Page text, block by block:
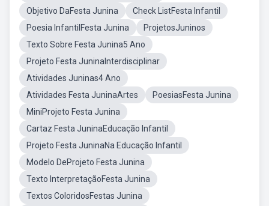
Objetivo DaFesta Junina
Check ListFesta Infantil
Poesia InfantilFesta Junina
ProjetosJuninos
Texto Sobre Festa Junina5 Ano
Projeto Festa JuninaInterdisciplinar
Atividades Juninas4 Ano
Atividades Festa JuninaArtes
PoesiasFesta Junina
MiniProjeto Festa Junina
Cartaz Festa JuninaEducação Infantil
Projeto Festa JuninaNa Educação Infantil
Modelo DeProjeto Festa Junina
Texto InterpretaçãoFesta Junina
Textos ColoridosFestas Junina